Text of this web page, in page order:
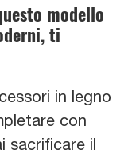
modello
ti
in legno
con
sacrificare il